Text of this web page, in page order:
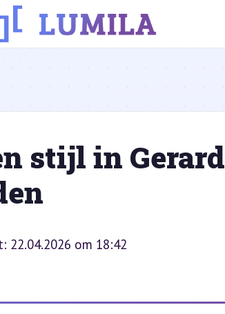
stijl in Gerard
22.04.2026 om 18:42